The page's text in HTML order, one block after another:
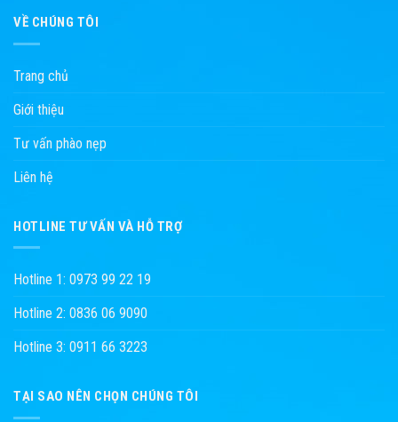
VỀ CHÚNG TÔI
Trang chủ
Giới thiệu
Tư vấn phào nẹp
Liên hệ
HOTLINE TƯ VẤN VÀ HỖ TRỢ
Hotline 1: 0973 99 22 19
Hotline 2: 0836 06 9090
Hotline 3: 0911 66 3223
TẠI SAO NÊN CHỌN CHÚNG TÔI